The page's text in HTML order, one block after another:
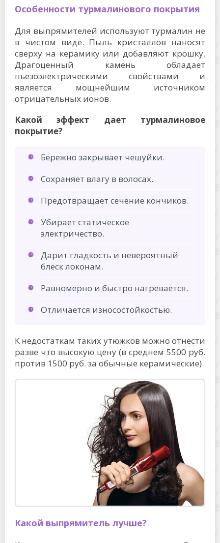
Особенности турмалинового покрытия
Для выпрямителей используют турмалин не
в чистом виде. Пыль кристаллов наносят
сверху на керамику или добавляют крошку.
Драгоценный камень обладает
пьезоэлектрическими свойствами и
является мощнейшим источником
отрицательных ионов.
Какой эффект дает турмалиновое
покрытие?
Бережно закрывает чешуйки.
Сохраняет влагу в волосах.
Предотвращает сечение кончиков.
Убирает статическое
электричество.
Дарит гладкость и невероятный
блеск локонам.
Равномерно и быстро нагревается.
Отличается износостойкостью.
К недостаткам таких утюжков можно отнести
разве что высокую цену (в среднем 5500 руб.
против 1500 руб. за обычные керамические).
Какой выпрямитель лучше?